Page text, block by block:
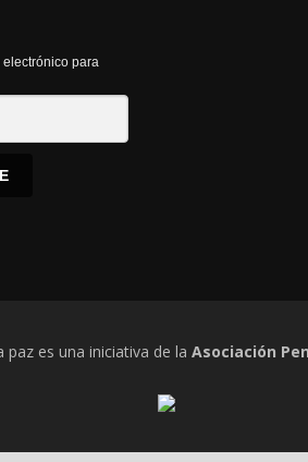
electrónico para
paz es una iniciativa de la Asociación